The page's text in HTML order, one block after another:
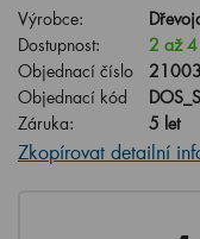
Výrobce:
Dostupnost:
2 až 4
Objednací číslo
Objednací kód
Záruka:
5 let
Zkopírovat detailní